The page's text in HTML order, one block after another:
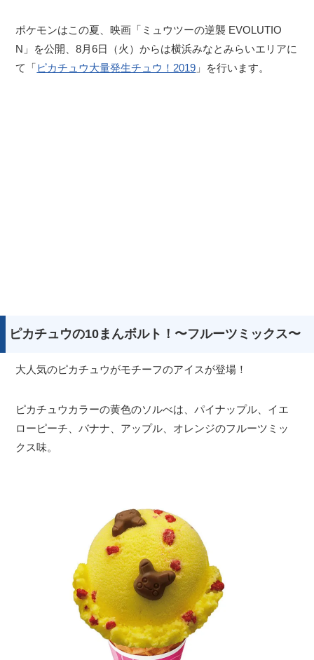
ポケモンはこの夏、映画「ミュウツーの逆襲 EVOLUTIO
N」を公開、8月6日（火）からは横浜みなとみらいエリアに
て「ピカチュウ大量発生チュウ！2019 」を行います。
ピカチュウの10まんボルト！〜フルーツミックス〜
大人気のピカチュウがモチーフのアイスが登場！
ピカチュウカラーの黄色のソルべは、パイナップル、イエ
ローピーチ、バナナ、アップル、オレンジのフルーツミッ
クス味。